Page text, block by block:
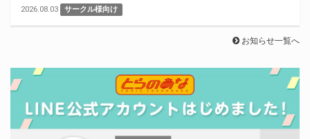
2026.08.03 サークル様向け
お知らせ一覧へ